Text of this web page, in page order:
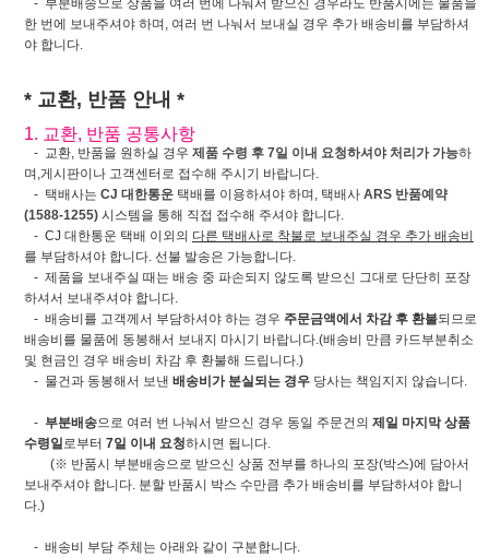
- 부분배송으로 상품을 여러 번에 나눠서 받으신 경우라도 반품시에는 물품을
한 번에 보내주셔야 하며, 여러 번 나눠서 보내실 경우 추가 배송비를 부담하셔
야 합니다.
* 교환, 반품 안내 *
1. 교환, 반품 공통사항
- 교환, 반품을 원하실 경우 제품 수령 후 7일 이내 요청하셔야 처리가 가능하
며,게시판이나 고객센터로 접수해 주시기 바랍니다.
- 택배사는 CJ 대한통운 택배를 이용하셔야 하며, 택배사 ARS 반품예약
(1588-1255) 시스템을 통해 직접 접수해 주셔야 합니다.
- CJ 대한통운 택배 이외의 다른 택배사로 착불로 보내주실 경우 추가 배송비
를 부담하셔야 합니다. 선불 발송은 가능합니다.
- 제품을 보내주실 때는 배송 중 파손되지 않도록 받으신 그대로 단단히 포장
하셔서 보내주셔야 합니다.
- 배송비를 고객께서 부담하셔야 하는 경우 주문금액에서 차감 후 환불되므로
배송비를 물품에 동봉해서 보내지 마시기 바랍니다.(배송비 만큼 카드부분취소
및 현금인 경우 배송비 차감 후 환불해 드립니다.)
- 물건과 동봉해서 보낸 배송비가 분실되는 경우 당사는 책임지지 않습니다.
- 부분배송으로 여러 번 나눠서 받으신 경우 동일 주문건의 제일 마지막 상품
수령일로부터 7일 이내 요청하시면 됩니다.
(※ 반품시 부분배송으로 받으신 상품 전부를 하나의 포장(박스)에 담아서
보내주셔야 합니다. 분할 반품시 박스 수만큼 추가 배송비를 부담하셔야 합니
다.)
- 배송비 부담 주체는 아래와 같이 구분합니다.